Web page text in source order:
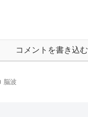
コメントを書き込む
脳波